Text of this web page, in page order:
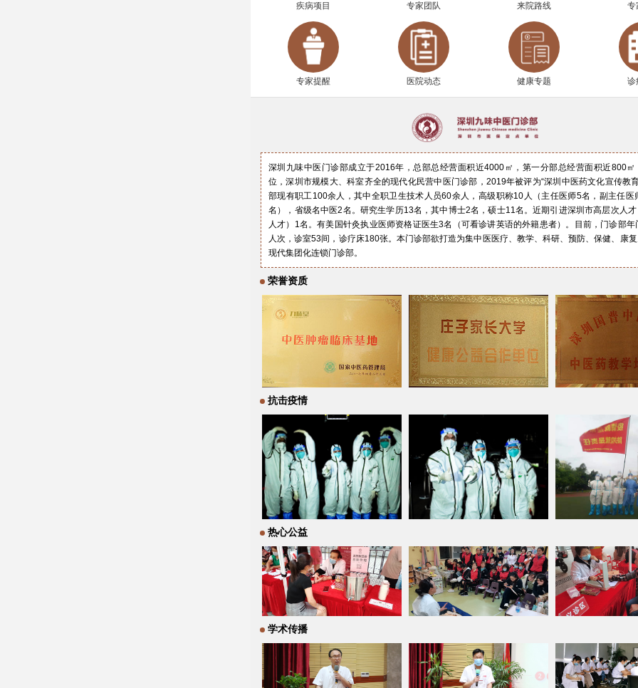
疾病项目 专家团队 来院路线 专
专家提醒 医院动态 健康专题 诊
深圳九味中医门诊部成立于2016年，总部总经营面积近4000㎡，第一分部总经营面积近800㎡
位，深圳市规模大、科室齐全的现代化民营中医门诊部，2019年被评为“深圳中医药文化宣传教
部现有职工100余人，其中全职卫生技术人员60余人，高级职称10人（主任医师5名，副主任医
名），省级名中医2名。研究生学历13名，其中博士2名，硕士11名。近期引进深圳市高层次人
人才）1名。有美国针灸执业医师资格证医生3名（可看诊讲英语的外籍患者）。目前，门诊部
人次，诊室53间，诊疗床180张。本门诊部欲打造为集中医医疗、教学、科研、预防、保健、康
现代集团化连锁门诊部。
荣誉资质
抗击疫情
热心公益
学术传播